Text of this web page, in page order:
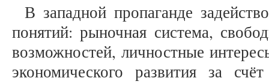
В западной пропаганде
понятий: рыночная система,
возможностей, личностные
экономического развития за